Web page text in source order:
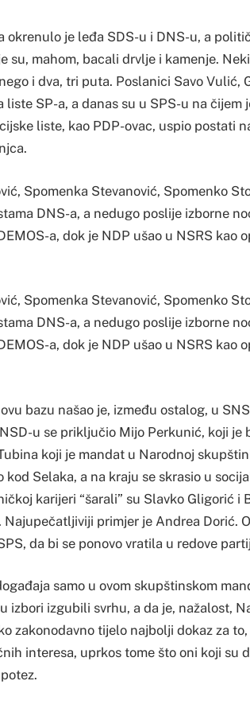
okrenulo je leđa SDS-u i DNS-u, a
su, mahom, bacali drvlje i kamenje.
i dva, tri puta. Poslanici Savo Vulić,
liste SP-a, a danas su u SPS-u na
liste, kao PDP-ovac, uspio postati
Spomenka Stevanović, Spomenko
DNS-a, a nedugo poslije izborne
a, dok je NDP ušao u NSRS kao
Spomenka Stevanović, Spomenko
DNS-a, a nedugo poslije izborne
a, dok je NDP ušao u NSRS kao
bazu našao je, između ostalog, u
u se priključio Mijo Perkunić, koji je
koji je mandat u Narodnoj
kod Selaka, a na kraju se skrasio u
karijeri “šarali” su Slavko Gligorić i
primjer je Andrea Dorić.
da bi se ponovo vratila u redove
samo u ovom skupštinskom
izbori izgubili svrhu, a da je, nažalost,
zakonodavno tijelo najbolji dokaz za
interesa, uprkos tome što oni koji su